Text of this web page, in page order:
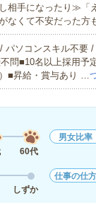
相手になったり≫「
なくて不安だった方
パソコンスキル不要 /
問■10名以上採用予
■昇給・賞与あり …
60代
男女比率
しずか
仕事の仕方